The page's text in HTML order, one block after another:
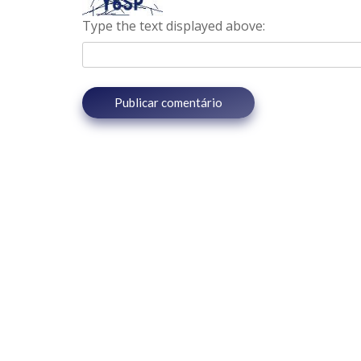
Type the text displayed above: